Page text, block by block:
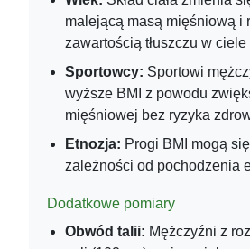
malejącą masą mięśniową i
zawartością tłuszczu w ciele
Sportowcy: Sportowi
wyższe BMI z powodu
mięśniowej bez ryzyka
Etnozja: Progi BMI mogą
zależności od pochodzenia
Dodatkowe pomiary
Obwód talii: Mężczyźni z